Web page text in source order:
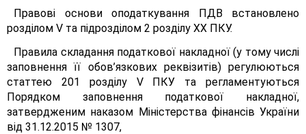
Правові основи оподаткування ПДВ встановлено
розділом V та підрозділом 2 розділу XX ПКУ.
Правила складання податкової накладної (у тому числі
заповнення її обов’язкових реквізитів) регулюються
статтею 201 розділу V ПКУ та регламентуються
Порядком заповнення податкової накладної,
затвердженим наказом Міністерства фінансів України
від 31.12.2015 № 1307,